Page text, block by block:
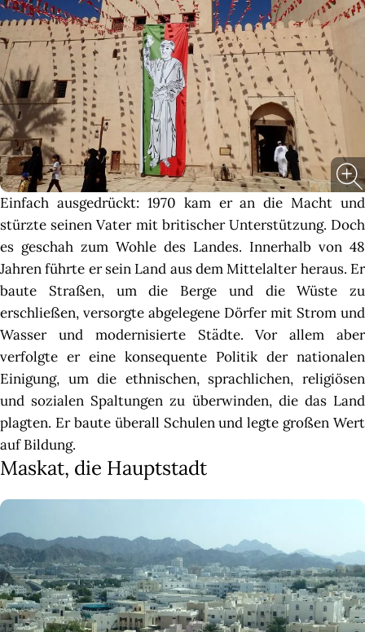
Einfach ausgedrückt: 1970 kam er an die Macht und
stürzte seinen Vater mit britischer Unterstützung. Doch
es geschah zum Wohle des Landes. Innerhalb von 48
Jahren führte er sein Land aus dem Mittelalter heraus. Er
baute Straßen, um die Berge und die Wüste zu
erschließen, versorgte abgelegene Dörfer mit Strom und
Wasser und modernisierte Städte. Vor allem aber
verfolgte er eine konsequente Politik der nationalen
Einigung, um die ethnischen, sprachlichen, religiösen
und sozialen Spaltungen zu überwinden, die das Land
plagten. Er baute überall Schulen und legte großen Wert
auf Bildung.
Maskat, die Hauptstadt